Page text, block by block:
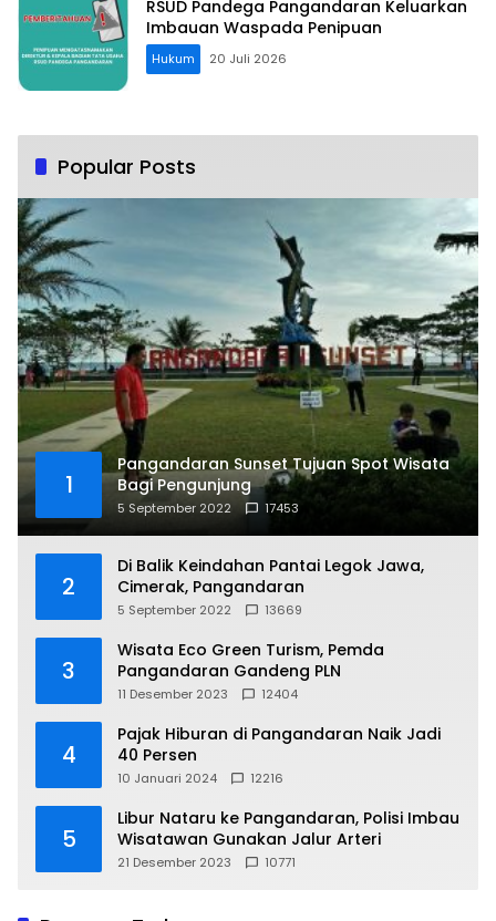
RSUD Pandega Pangandaran Keluarkan
Imbauan Waspada Penipuan
Hukum 20 Juli 2026
Popular Posts
1
Pangandaran Sunset Tujuan Spot Wisata
Bagi Pengunjung
5 September 2022 17453
2
Di Balik Keindahan Pantai Legok Jawa,
Cimerak, Pangandaran
5 September 2022 13669
3
Wisata Eco Green Turism, Pemda
Pangandaran Gandeng PLN
11 Desember 2023 12404
4
Pajak Hiburan di Pangandaran Naik Jadi
40 Persen
10 Januari 2024 12216
5
Libur Nataru ke Pangandaran, Polisi Imbau
Wisatawan Gunakan Jalur Arteri
21 Desember 2023 10771